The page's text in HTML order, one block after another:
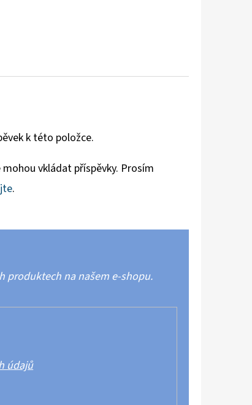
k této položce.
vkládat příspěvky. Prosím
.
produktech na našem e-shopu.
údajů